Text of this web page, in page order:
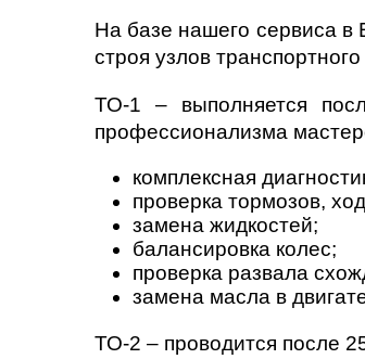
На базе нашего сервиса в
строя узлов
ТО-1 – выполняется
профессионализма
комплексная
проверка тормозов,
замена жидкостей;
балансировка колес;
проверка развала
замена масла в
ТО-2 – проводится после